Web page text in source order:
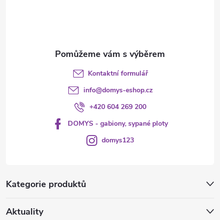
Kategorie produktů
Aktuality
Kontaktní formulář
info@domys-eshop.cz
+420 604 269 200
DOMYS - gabiony, sypané ploty
domys123